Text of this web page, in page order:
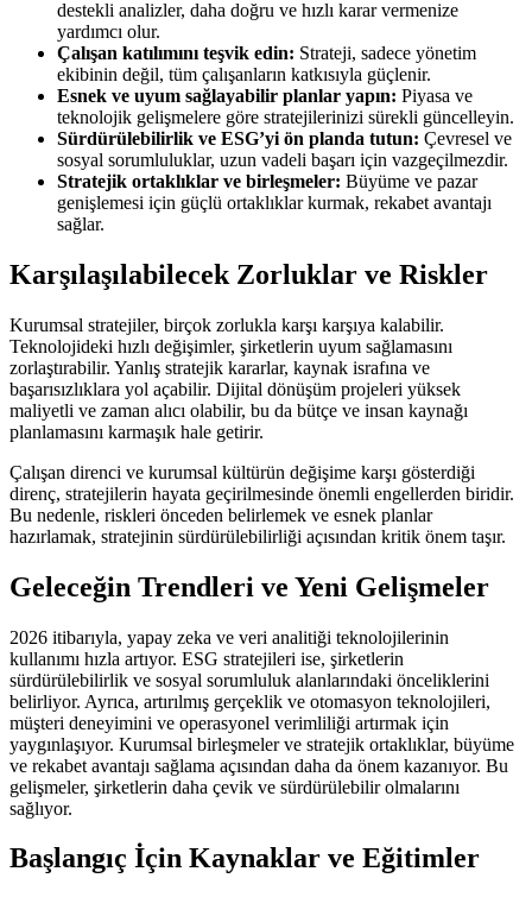
destekli analizler, daha doğru ve hızlı karar vermenize
yardımcı olur.
Çalışan katılımını teşvik edin: Strateji, sadece yönetim
ekibinin değil, tüm çalışanların katkısıyla güçlenir.
Esnek ve uyum sağlayabilir planlar yapın: Piyasa ve
teknolojik gelişmelere göre stratejilerinizi sürekli güncelleyin.
Sürdürülebilirlik ve ESG’yi ön planda tutun: Çevresel ve
sosyal sorumluluklar, uzun vadeli başarı için vazgeçilmezdir.
Stratejik ortaklıklar ve birleşmeler: Büyüme ve pazar
genişlemesi için güçlü ortaklıklar kurmak, rekabet avantajı
sağlar.
Karşılaşılabilecek Zorluklar ve Riskler
Kurumsal stratejiler, birçok zorlukla karşı karşıya kalabilir.
Teknolojideki hızlı değişimler, şirketlerin uyum sağlamasını
zorlaştırabilir. Yanlış stratejik kararlar, kaynak israfına ve
başarısızlıklara yol açabilir. Dijital dönüşüm projeleri yüksek
maliyetli ve zaman alıcı olabilir, bu da bütçe ve insan kaynağı
planlamasını karmaşık hale getirir.
Çalışan direnci ve kurumsal kültürün değişime karşı gösterdiği
direnç, stratejilerin hayata geçirilmesinde önemli engellerden biridir.
Bu nedenle, riskleri önceden belirlemek ve esnek planlar
hazırlamak, stratejinin sürdürülebilirliği açısından kritik önem taşır.
Geleceğin Trendleri ve Yeni Gelişmeler
2026 itibarıyla, yapay zeka ve veri analitiği teknolojilerinin
kullanımı hızla artıyor. ESG stratejileri ise, şirketlerin
sürdürülebilirlik ve sosyal sorumluluk alanlarındaki önceliklerini
belirliyor. Ayrıca, artırılmış gerçeklik ve otomasyon teknolojileri,
müşteri deneyimini ve operasyonel verimliliği artırmak için
yaygınlaşıyor. Kurumsal birleşmeler ve stratejik ortaklıklar, büyüme
ve rekabet avantajı sağlama açısından daha da önem kazanıyor. Bu
gelişmeler, şirketlerin daha çevik ve sürdürülebilir olmalarını
sağlıyor.
Başlangıç İçin Kaynaklar ve Eğitimler